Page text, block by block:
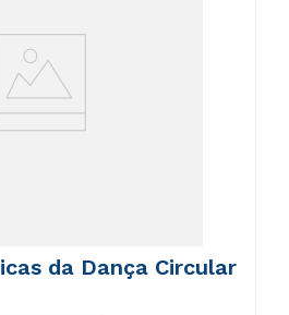
da Dança Circular